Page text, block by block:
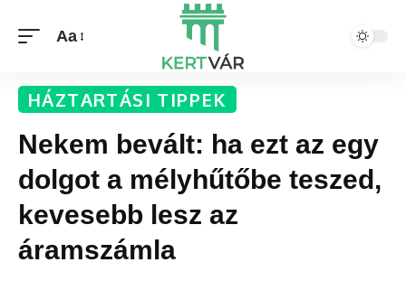
Aa
HÁZTARTÁSI TIPPEK
Nekem bevált: ha ezt az egy
dolgot a mélyhűtőbe teszed,
kevesebb lesz az
áramszámla